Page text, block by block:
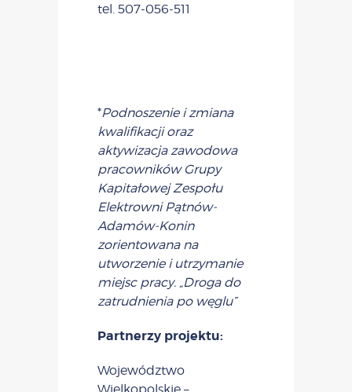
tel. 507-056-511
*Podnoszenie i zmiana
kwalifikacji oraz
aktywizacja zawodowa
pracowników Grupy
Kapitałowej Zespołu
Elektrowni Pątnów-
Adamów-Konin
zorientowana na
utworzenie i utrzymanie
miejsc pracy. „Droga do
zatrudnienia po węglu”
Partnerzy projektu:
Województwo
Wielkopolskie –